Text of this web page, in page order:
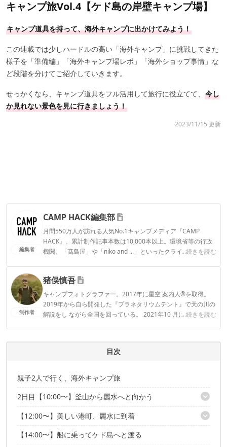
キャンプ旅Vol.4【ケド島の岸壁キャンプ場】
キャンプ道具を持って、海外キャンプに出かけてみよう！
この連載では少しハードルの高い「海外キャンプ」に挑戦してきた
様子を「準備編」「海外キャンプ場レポ」「海外ショップ事情」な
ど段階を分けてご紹介していきます。
せっかくなら、キャンプ道具をフル活用して旅行に役立てて、 今し
か見れない景色を見に行きましょう！
2023/11/15 更新
編集者
CAMP HACK編集部
月間550万人が訪れる人気No.1キャンプメディア『CAMP
HACK』。累計制作記事本数は10,000本以上。環境省等の行政
機関、「髙島屋」や「niko and ...」といったクライアントとの
...続きを読む
CAMP HACK編集部のプロフィール
制作者
猪俣慎吾
キャンプフォトグラファー。2017年に星空 案内人®を取得。
2019年から自ら開発した『プラネタリウムテント』で天の川の
解説をし ながら全国を回っている。 2021年10 月に『絶景
ネーターとしても仕事をしている。外ごはん文化を広めるため
子と2人で行く父子キャンプにハマっている。
...続きを読む
猪俣慎吾のプロフィール
目次
親子2人で行く、海外キャンプ旅
2日目【10:00〜】釜山から麗水へと向かう
初めての韓国の高速道路運転！
標識が分からず大苦戦
サービスエリアは特に日本と変わらない
【12:00〜】美しい港町、麗水に到着
生きたままのタコを食べてみる
【14:00〜】船に乗ってケド島へと渡る